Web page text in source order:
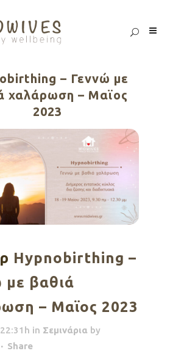
– Γεννώ με
χαλάρωση – Μαϊος
2023
Hypnobirthing –
με βαθιά
– Μαϊος 2023
in Σεμινάρια by
Share